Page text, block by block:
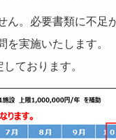
ん。必要書類に不足
を実施いたします。
ております。